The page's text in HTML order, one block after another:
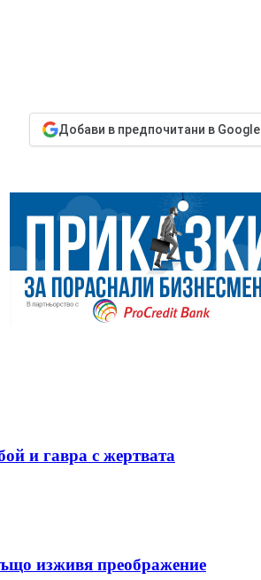
Добави в предпочитани в Google
и гавра с жертвата
изживя преображение